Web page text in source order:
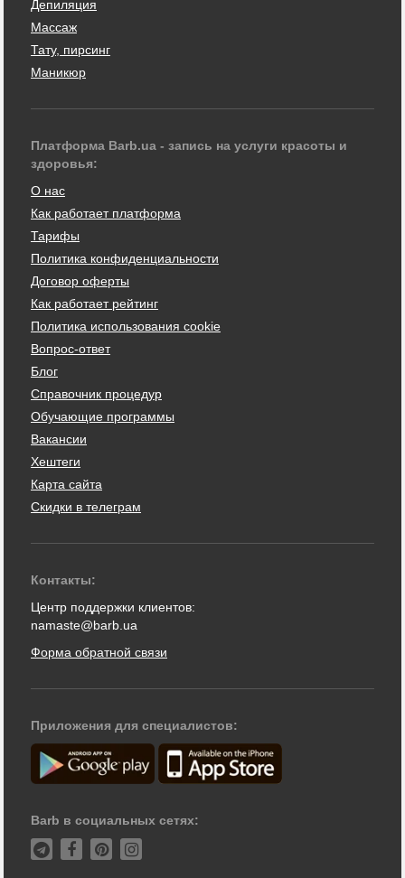
Депиляция
Массаж
Тату, пирсинг
Маникюр
Платформа Barb.ua - запись на услуги красоты и
здоровья:
О нас
Как работает платформа
Тарифы
Политика конфиденциальности
Договор оферты
Как работает рейтинг
Политика использования cookie
Вопрос-ответ
Блог
Справочник процедур
Обучающие программы
Вакансии
Хештеги
Карта сайта
Скидки в телеграм
Контакты:
Центр поддержки клиентов:
namaste@barb.ua
Форма обратной связи
Приложения для специалистов:
Barb в социальных сетях: